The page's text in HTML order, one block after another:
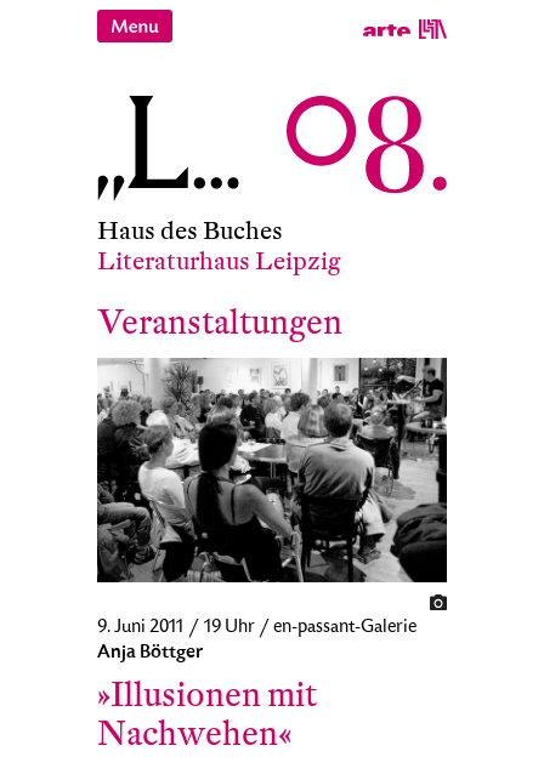
Haus des Buches
Literaturhaus Leipzig
Veranstaltungen
9. Juni 2011 / 19 Uhr / en-passant-Galerie
Anja Böttger
»Illusionen mit
Nachwehen«